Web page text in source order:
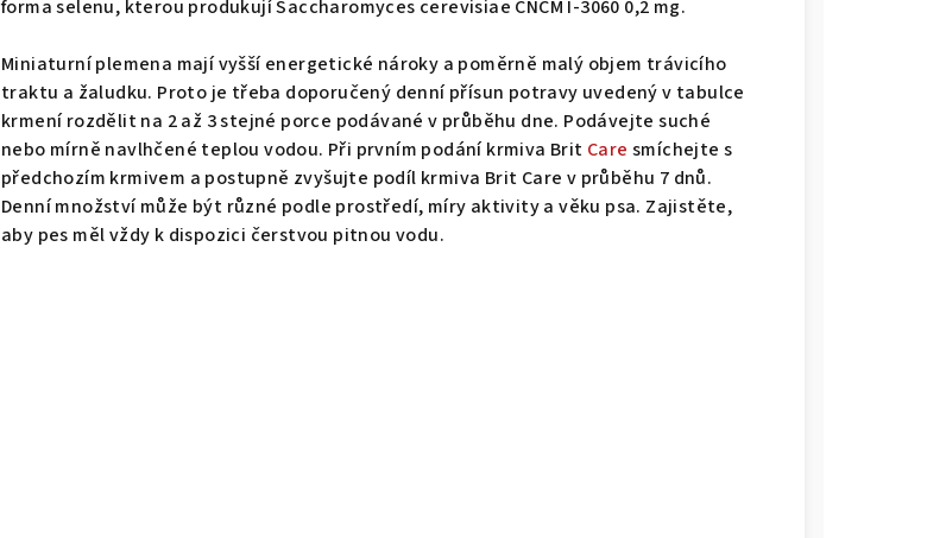
forma selenu, kterou produkují Saccharomyces cerevisiae CNCM I-3060 0,2 mg.
Miniaturní plemena mají vyšší energetické nároky a poměrně malý objem trávicího
traktu a žaludku. Proto je třeba doporučený denní přísun potravy uvedený v tabulce
krmení rozdělit na 2 až 3 stejné porce podávané v průběhu dne. Podávejte suché
nebo mírně navlhčené teplou vodou. Při prvním podání krmiva Brit Care smíchejte s
předchozím krmivem a postupně zvyšujte podíl krmiva Brit Care v průběhu 7 dnů.
Denní množství může být různé podle prostředí, míry aktivity a věku psa. Zajistěte,
aby pes měl vždy k dispozici čerstvou pitnou vodu.